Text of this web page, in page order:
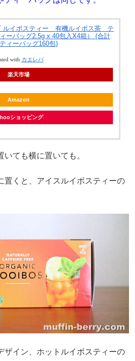
ルイボスティー 有機ルイボス茶 テ
ーバッグ2.5g x 40包入X4箱） (合計
ィーバッグ160包)
with カエレバ
楽天市場
Amazon
ショッピング
ても横に置いても。
置くと、アイスルイボスティーの
ザイン、ホットルイボスティーの